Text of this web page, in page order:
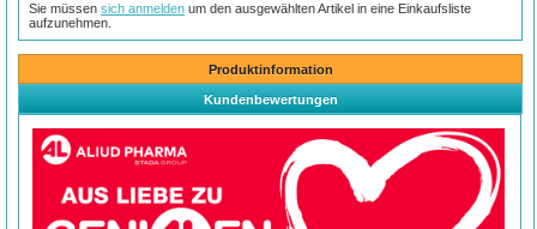
Sie müssensich anmelden um den ausgewählten Artikel in eine Einkaufsliste
aufzunehmen.
Produktinformation
Kundenbewertungen